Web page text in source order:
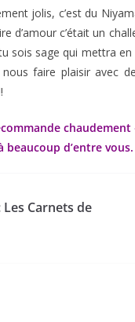
jolis, c’est du
d’amour c’était un
sois sage qui mettra
faire plaisir avec
d’entre vous.
Carnets de